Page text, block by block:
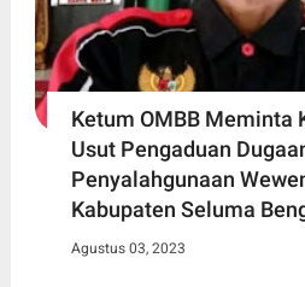
Ketum OMBB Meminta
Usut Pengaduan
Penyalahgunaan
Kabupaten Seluma
Agustus 03, 2023